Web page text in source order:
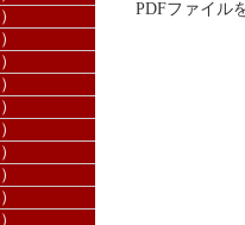
PDFファイル